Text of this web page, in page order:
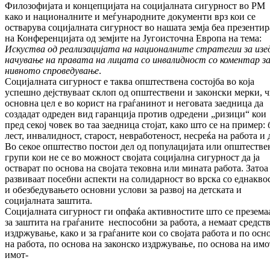
Филозофијата и концепцијата на социјалната сигурност во РМ
како и националните и меѓу­на­родните документи врз кои се
остварува со­ци­јалната сигурност во нашата земја беа
на Конференцијата од земјите на Југоисточна Европа на тема:
Искуства од реа­ли­зацијата на националните стратегии за
начување на правата на лицата со ин­ва­лидност со коментар за
нивното спро­ве­ду­ва­ње.
Социјалната сигурност е таква општествена сос­­тојба во која
успешно дејствуваат склоп од оп­штествени и законски мерки,
основна цел е во корист на граѓанинот и неговата за­ед­ни­ца да
создадат одреден вид гаранција против одредени „ризици“ кои
пред секој чо­век во таа за­едница стојат, како што се на
лест, инвалидност, старост, невра­бо­теност, не­с­­реќа на работа и
Во секое општество постои дел од попу­ла­ци­ја­та или
групи кои не се во мож­ност својата социјална сигурност да ја
оства­рат по основa на својата тековна или мината ра­бо­та. Затоа
развиваат посебни аспекти на солидарност во врска со
и обез­бе­ду­ва­њето основни услови за развој на детската и
социјалната заштита.
Социјалната сигурност ги опфаќа актив­нос­ти­те што се
за заштита на граѓаните неспособни за работа, а немаат
издржување, како и за граѓаните кои со сво­јата работа и по
на работа, по основа на за­кон­ско издржување, по основа на
имот­-